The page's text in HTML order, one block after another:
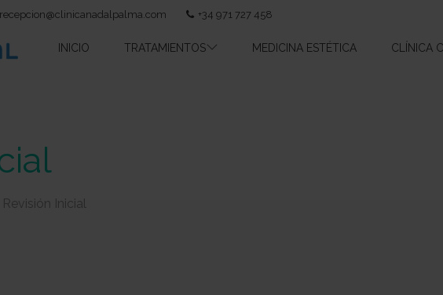
recepcion@clinicanadalpalma.com +34 971 727 458
INICIO TRATAMIENTOS MEDICINA ESTÉTICA CLÍNICA
Revisión Inicial